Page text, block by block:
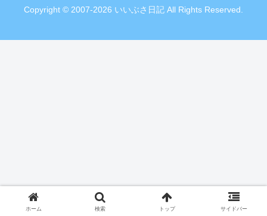
Copyright © 2007-2026 いいぶさ日記 All Rights Reserved.
ホーム 検索 トップ サイドバー